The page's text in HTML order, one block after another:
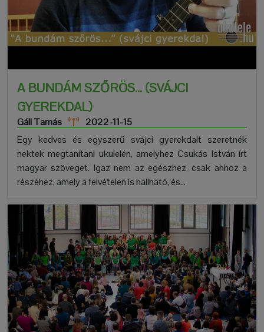
A BUNDÁM SZŐRÖS... (SVÁJCI
GYEREKDAL)
Gáll Tamás
2022-11-15
Egy kedves és egyszerű svájci gyerekdalt szeretnék
nektek megtanítani ukulelén, amelyhez Csukás István írt
magyar szöveget. Igaz nem az egészhez, csak ahhoz a
részéhez, amely a felvételen is hallható, és...